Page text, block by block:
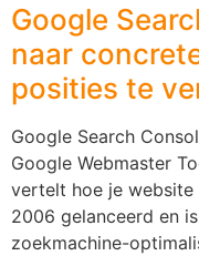
Google
naar
posities te
Google Search
Google Webmaster
vertelt hoe je website
2006 gelanceerd en
zoekmachine-